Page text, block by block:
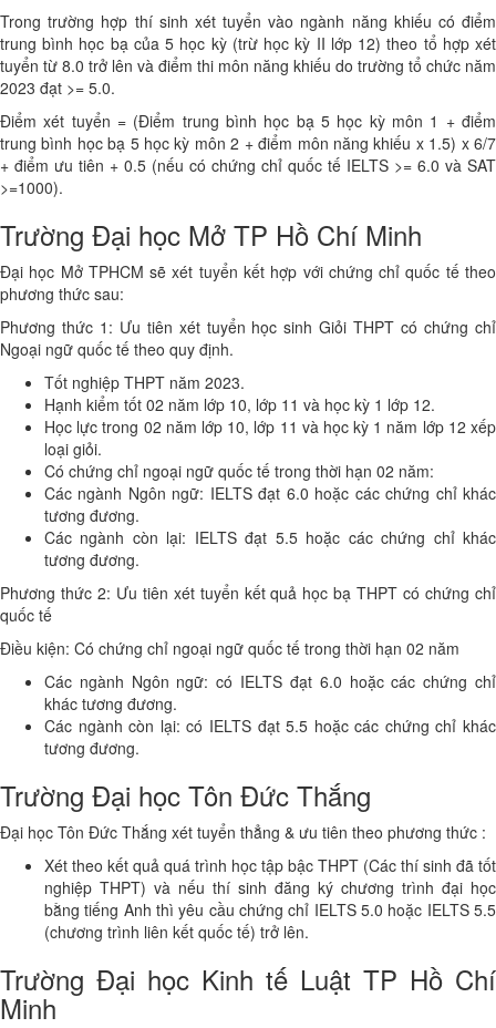
Trong trường hợp thí sinh xét tuyển vào ngành năng khiếu có điểm
trung bình học bạ của 5 học kỳ (trừ học kỳ II lớp 12) theo tổ hợp xét
tuyển từ 8.0 trở lên và điểm thi môn năng khiếu do trường tổ chức năm
2023 đạt >= 5.0.
Điểm xét tuyển = (Điểm trung bình học bạ 5 học kỳ môn 1 + điểm
trung bình học bạ 5 học kỳ môn 2 + điểm môn năng khiếu x 1.5) x 6/7
+ điểm ưu tiên + 0.5 (nếu có chứng chỉ quốc tế IELTS >= 6.0 và SAT
>=1000).
Trường Đại học Mở TP Hồ Chí Minh
Đại học Mở TPHCM sẽ xét tuyển kết hợp với chứng chỉ quốc tế theo
phương thức sau:
Phương thức 1: Ưu tiên xét tuyển học sinh Giỏi THPT có chứng chỉ
Ngoại ngữ quốc tế theo quy định.
Tốt nghiệp THPT năm 2023.
Hạnh kiểm tốt 02 năm lớp 10, lớp 11 và học kỳ 1 lớp 12.
Học lực trong 02 năm lớp 10, lớp 11 và học kỳ 1 năm lớp 12 xếp
loại giỏi.
Có chứng chỉ ngoại ngữ quốc tế trong thời hạn 02 năm:
Các ngành Ngôn ngữ: IELTS đạt 6.0 hoặc các chứng chỉ khác
tương đương.
Các ngành còn lại: IELTS đạt 5.5 hoặc các chứng chỉ khác
tương đương.
Phương thức 2: Ưu tiên xét tuyển kết quả học bạ THPT có chứng chỉ
quốc tế
Điều kiện: Có chứng chỉ ngoại ngữ quốc tế trong thời hạn 02 năm
Các ngành Ngôn ngữ: có IELTS đạt 6.0 hoặc các chứng chỉ
khác tương đương.
Các ngành còn lại: có IELTS đạt 5.5 hoặc các chứng chỉ khác
tương đương.
Trường Đại học Tôn Đức Thắng
Đại học Tôn Đức Thắng xét tuyển thẳng & ưu tiên theo phương thức :
Xét theo kết quả quá trình học tập bậc THPT (Các thí sinh đã tốt
nghiệp THPT) và nếu thí sinh đăng ký chương trình đại học
bằng tiếng Anh thì yêu cầu chứng chỉ IELTS 5.0 hoặc IELTS 5.5
(chương trình liên kết quốc tế) trở lên.
Trường Đại học Kinh tế Luật TP Hồ Chí
Minh